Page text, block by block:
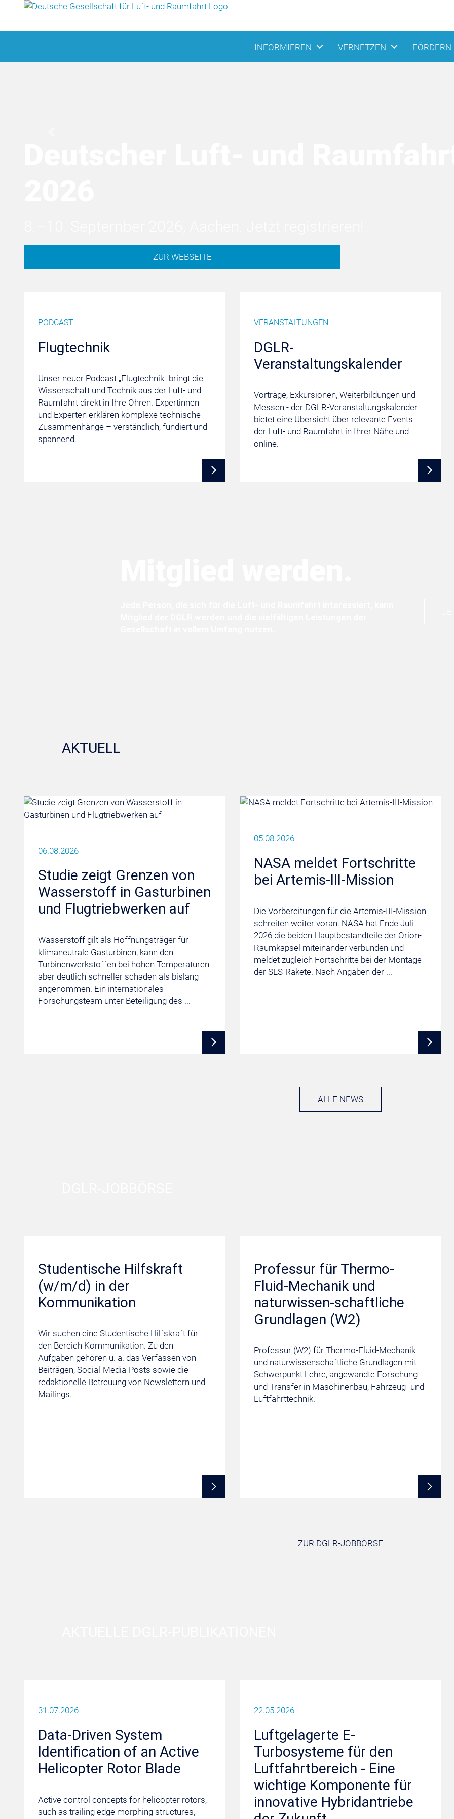
INFORMIEREN VERNETZEN FÖRDERN
ZUR WEBSEITE
PODCAST
Flugtechnik
Unser neuer Podcast „Flugtechnik" bringt die
Wissenschaft und Technik aus der Luft- und
Raumfahrt direkt in Ihre Ohren. Expertinnen
und Experten erklären komplexe technische
Zusammenhänge – verständlich, fundiert und
spannend.
VERANSTALTUNGEN
DGLR-
Veranstaltungskalender
Vorträge, Exkursionen, Weiterbildungen und
Messen - der DGLR-Veranstaltungskalender
bietet eine Übersicht über relevante Events
der Luft- und Raumfahrt in Ihrer Nähe und
online.
AKTUELL
06.08.2026
Studie zeigt Grenzen von
Wasserstoff in Gasturbinen
und Flugtriebwerken auf
Wasserstoff gilt als Hoffnungsträger für
klimaneutrale Gasturbinen, kann den
Turbinenwerkstoffen bei hohen Temperaturen
aber deutlich schneller schaden als bislang
angenommen. Ein internationales
Forschungsteam unter Beteiligung des ...
05.08.2026
NASA meldet Fortschritte
bei Artemis-III-Mission
Die Vorbereitungen für die Artemis-III-Mission
schreiten weiter voran. NASA hat Ende Juli
2026 die beiden Hauptbestandteile der Orion-
Raumkapsel miteinander verbunden und
meldet zugleich Fortschritte bei der Montage
der SLS-Rakete. Nach Angaben der ...
ALLE NEWS
Studentische Hilfskraft
(w/m/d) in der
Kommunikation
Wir suchen eine Studentische Hilfskraft für
den Bereich Kommunikation. Zu den
Aufgaben gehören u. a. das Verfassen von
Beiträgen, Social-Media-Posts sowie die
redaktionelle Betreuung von Newslettern und
Mailings.
Professur für Thermo-
Fluid-Mechanik und
naturwissen-schaftliche
Grundlagen (W2)
Professur (W2) für Thermo-Fluid-Mechanik
und naturwissenschaftliche Grundlagen mit
Schwerpunkt Lehre, angewandte Forschung
und Transfer in Maschinenbau, Fahrzeug- und
Luftfahrttechnik.
ZUR DGLR-JOBBÖRSE
31.07.2026
Data-Driven System
Identification of an Active
Helicopter Rotor Blade
Active control concepts for helicopter rotors,
such as trailing edge morphing structures,
22.05.2026
Luftgelagerte E-
Turbosysteme für den
Luftfahrtbereich - Eine
wichtige Komponente für
innovative Hybridantriebe